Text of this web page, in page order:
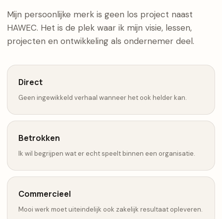
Mijn persoonlijke merk is geen los project naast
HAWEC. Het is de plek waar ik mijn visie, lessen,
projecten en ontwikkeling als ondernemer deel.
Direct
Geen ingewikkeld verhaal wanneer het ook helder kan.
Betrokken
Ik wil begrijpen wat er echt speelt binnen een organisatie.
Commercieel
Mooi werk moet uiteindelijk ook zakelijk resultaat opleveren.